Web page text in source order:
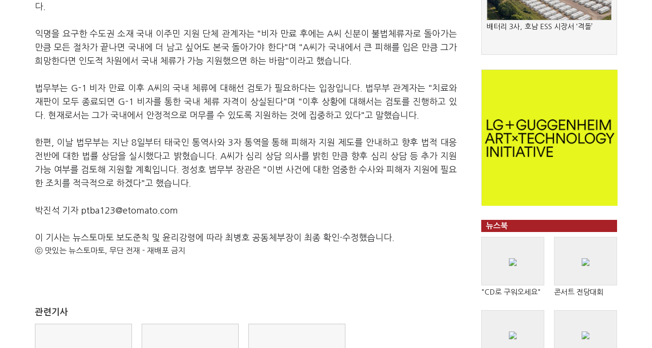
다.
익명을 요구한 수도권 소재 국내 이주민 지원 단체 관계자는 "비자 만료 후에는 A씨 신분이 불법체류자로 돌아가는
만큼 모든 절차가 끝나면 국내에 더 남고 싶어도 본국 돌아가야 한다"며 "A씨가 국내에서 큰 피해를 입은 만큼 그가
희망한다면 인도적 차원에서 국내 체류가 가능 지원했으면 하는 바람"이라고 했습니다.
법무부는 G-1 비자 만료 이후 A씨의 국내 체류에 대해선 검토가 필요하다는 입장입니다. 법무부 관계자는 "치료와
재판이 모두 종료되면 G-1 비자를 통한 국내 체류 자격이 상실된다"며 "이후 상황에 대해서는 검토를 진행하고 있
다. 현재로서는 그가 국내에서 안정적으로 머무를 수 있도록 지원하는 것에 집중하고 있다"고 말했습니다.
한편, 이날 법무부는 지난 8일부터 태국인 통역사와 3자 통역을 통해 피해자 지원 제도를 안내하고 향후 법적 대응
전반에 대한 법률 상담을 실시했다고 밝혔습니다. A씨가 심리 상담 의사를 밝힌 만큼 향후 심리 상담 등 추가 지원
가능 여부를 검토해 지원할 계획입니다. 정성호 법무부 장관은 "이번 사건에 대한 엄중한 수사와 피해자 지원에 필요
한 조치를 적극적으로 하겠다"고 했습니다.
박진석 기자 ptba123@etomato.com
이 기사는 뉴스토마토 보도준칙 및 윤리강령에 따라 최병호 공동체부장이 최종 확인·수정했습니다.
ⓒ 맛있는 뉴스토마토, 무단 전재 - 재배포 금지
관련기사
배터리 3사, 호남 ESS 시장서 ‘격돌’
뉴스북
"CD로 구워오세요" 콘서트 전당대회